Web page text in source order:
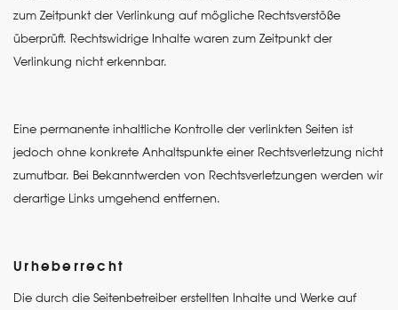
zum Zeitpunkt der Verlinkung auf mögliche Rechtsverstöße
überprüft. Rechtswidrige Inhalte waren zum Zeitpunkt der
Verlinkung nicht erkennbar.
Eine permanente inhaltliche Kontrolle der verlinkten Seiten ist
jedoch ohne konkrete Anhaltspunkte einer Rechtsverletzung nicht
zumutbar. Bei Bekanntwerden von Rechtsverletzungen werden wir
derartige Links umgehend entfernen.
Urheberrecht
Die durch die Seitenbetreiber erstellten Inhalte und Werke auf